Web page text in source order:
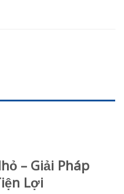
– Giải Pháp
Lợi